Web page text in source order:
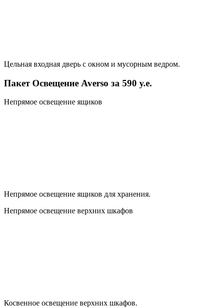
Цельная входная дверь с окном и мусорным ведром.
Пакет Освещение Averso за 590 у.е.
Непрямое освещение ящиков
Непрямое освещение ящиков для хранения.
Непрямое освещение верхних шкафов
Косвенное освещение верхних шкафов.